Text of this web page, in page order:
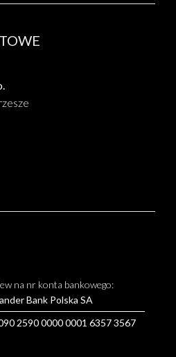
na nr konta bankowego:
Bank Polska SA
2590 0000 0001 6357 3567